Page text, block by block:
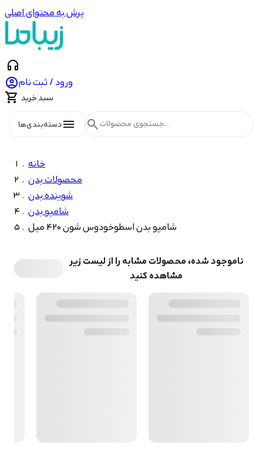
پرش به محتوای اصلی
headphones
ورود / ثبت نام
 سبد خرید
menuدسته‌بندی‌ها search
خانه
محصولات بدن
شوینده بدن
شامپو بدن
شامپو بدن اسطوخودوس شون 420 میل
ناموجود شده، محصولات مشابه را از لیست زیر
مشاهده کنید